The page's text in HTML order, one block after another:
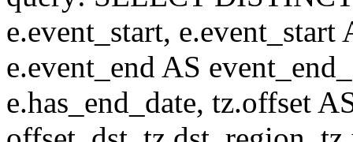
e.event_start,
e.event_end AS
e.has_end_date, tz.offset